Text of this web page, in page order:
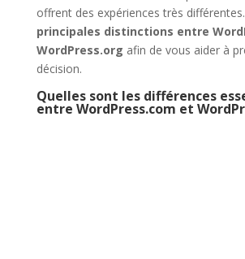
offrent des expériences très
principales distinctions entre
WordPress.org afin de vous aider à
décision.
Quelles sont les différences
entre WordPress.com et